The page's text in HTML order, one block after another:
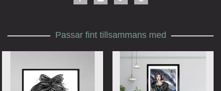
Passar fint tillsammans med